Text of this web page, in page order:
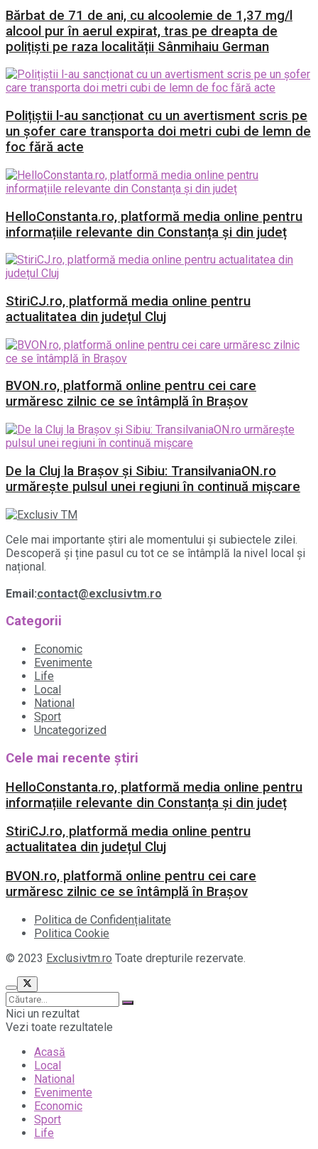
Bărbat de 71 de ani, cu alcoolemie de 1,37 mg/l
alcool pur în aerul expirat, tras pe dreapta de
polițiști pe raza localității Sânmihaiu German
Polițiștii l-au sancționat cu un avertisment scris pe
un șofer care transporta doi metri cubi de lemn de
foc fără acte
HelloConstanta.ro, platformă media online pentru
informațiile relevante din Constanța și din județ
StiriCJ.ro, platformă media online pentru
actualitatea din județul Cluj
BVON.ro, platformă online pentru cei care
urmăresc zilnic ce se întâmplă în Brașov
De la Cluj la Brașov și Sibiu: TransilvaniaON.ro
urmărește pulsul unei regiuni în continuă mișcare
Cele mai importante știri ale momentului și subiectele zilei.
Descoperă și ține pasul cu tot ce se întâmplă la nivel local și
național.
Email:contact@exclusivtm.ro
Categorii
Economic
Evenimente
Life
Local
National
Sport
Uncategorized
Cele mai recente știri
HelloConstanta.ro, platformă media online pentru
informațiile relevante din Constanța și din județ
StiriCJ.ro, platformă media online pentru
actualitatea din județul Cluj
BVON.ro, platformă online pentru cei care
urmăresc zilnic ce se întâmplă în Brașov
Politica de Confidențialitate
Politica Cookie
© 2023 Exclusivtm.ro Toate drepturile rezervate.
Nici un rezultat
Vezi toate rezultatele
Acasă
Local
National
Evenimente
Economic
Sport
Life